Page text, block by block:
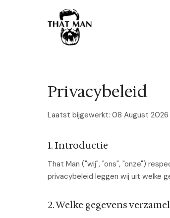
Privacybeleid
Laatst bijgewerkt: 08 August 2026
1. Introductie
That Man ("wij", "ons", "onze")
privacybeleid leggen wij uit welke
2. Welke gegevens